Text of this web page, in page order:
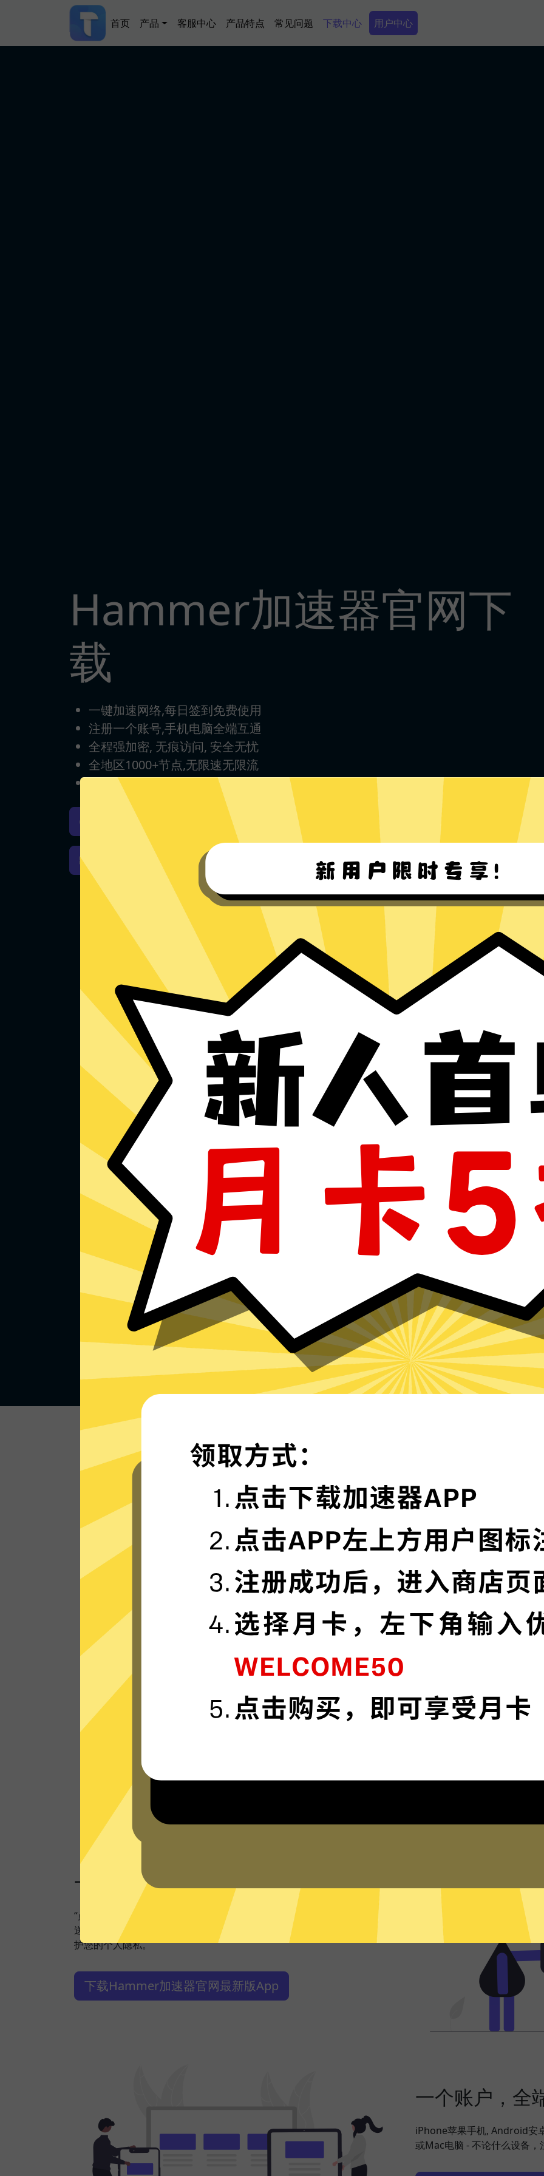
Main navigation
首页 产品 客服中心 产品特点 常见问题 下载中心 Secondary Menu
用户中心
Hammer加速器官网下
载
一键加速网络,每日签到免费使用
注册一个账号,手机电脑全端互通
全程强加密, 无痕访问, 安全无忧
全地区1000+节点,无限速无限流
完美支持各类游戏/流媒体/App
Hammer加速器iOS版下载 Hammer加速器安卓版下载
Hammer加速器Windows下载 Hammer加速器Mac版下载
闪电般的连接速度
Hammer加速器的服务器使用更新一代的”闪
连“连接技术，只为速度而生，可轻松支持4K
看看其他人对Hammer加速器的评价
卓越的加密技术
Hammer加速器采用最前沿的数据加密技
术，使您全面掌控您的网络隐私与安全。
下载Hammer加速器App
一键连接，无需任何繁琐配置
“点击加速”，一键轻松连接。不论您是观看视频、社交网络、海淘购物、发
送私密信息等，Hammer加速器都能轻松帮你搞定，并在此基础上更好地保
护您的个人隐私。
下载Hammer加速器官网最新版App
一个账户，全
iPhone苹果手机, Android安
或Mac电脑 - 不论什么设备